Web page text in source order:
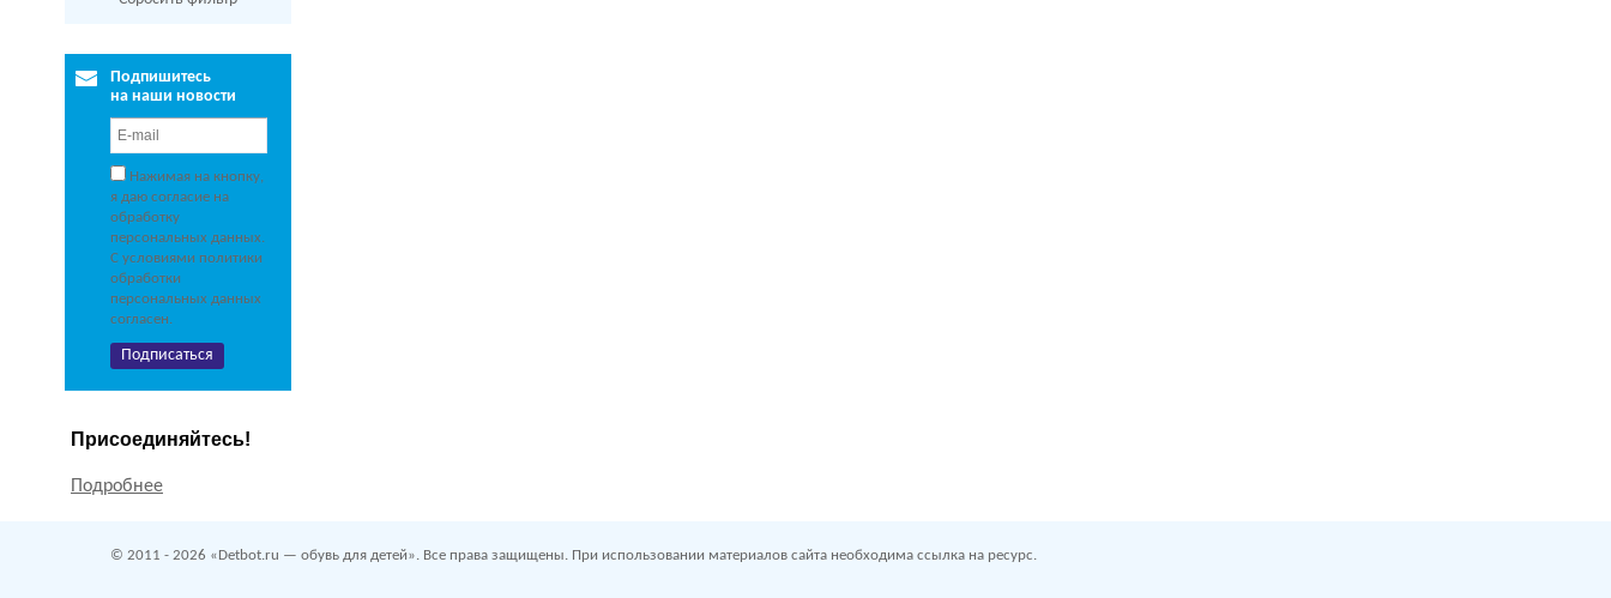
Подпишитесь
на наши новости
Нажимая на кнопку,
я даю согласие на
обработку
персональных данных.
С условиями политики
обработки
персональных данных
согласен.
Присоединяйтесь!
Подробнее
© 2011 - 2026 «Detbot.ru — обувь для детей». Все права защищены. При использовании материалов сайта необходима ссылка на ресурс.